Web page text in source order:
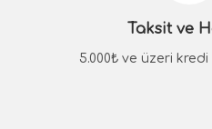
Taksit ve
5.000₺ ve üzeri